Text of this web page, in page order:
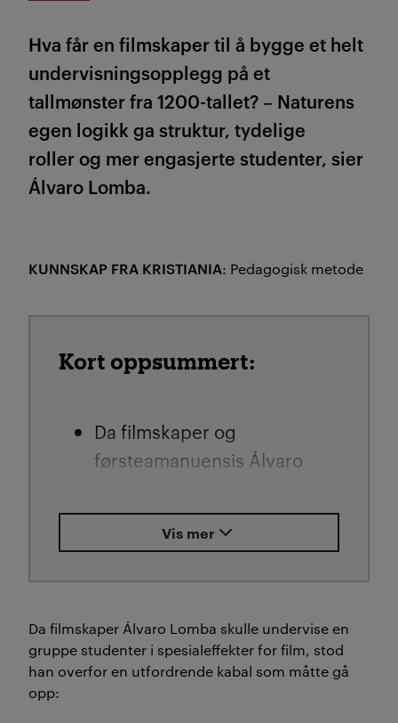
Hva får en filmskaper til å bygge et helt
undervisningsopplegg på et
tallmønster fra 1200-tallet? – Naturens
egen logikk ga struktur, tydelige
rollerog mer engasjerte studenter, sier
Álvaro Lomba.
KUNNSKAP FRA KRISTIANIA: Pedagogisk metode
Kort oppsummert:
Da filmskaper og
førsteamanuensis Álvaro
filmscener med rullerende
roller og rettferdig
floke.
Løsningen fant han i
Vis mer
Da filmskaper Álvaro Lomba skulle undervise en
gruppe studenter i spesialeffekter for film, stod
han overfor en utfordrende kabal som måtte gå
opp: